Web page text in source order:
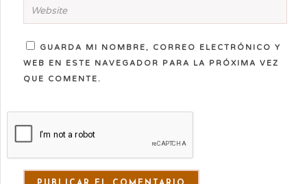
GUARDA MI NOMBRE, CORREO ELECTRÓNICO Y
WEB EN ESTE NAVEGADOR PARA LA PRÓXIMA VEZ
QUE COMENTE.